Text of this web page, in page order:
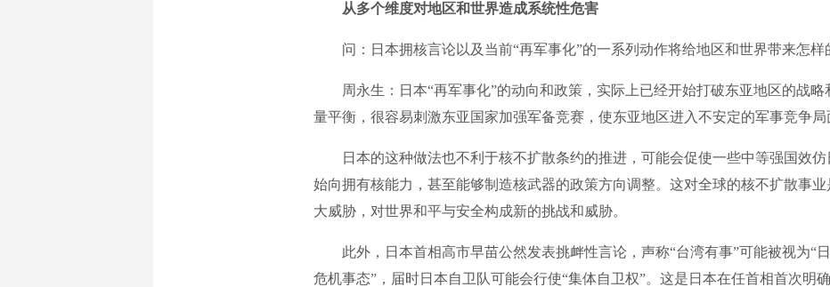
从多个维度对地区和世界造成系统性危害
问：日本拥核言论以及当前“再军事化”的一系列动作将给地区和世界带来怎样
周永生：日本“再军事化”的动向和政策，实际上已经开始打破东亚地区的战略
量平衡，很容易刺激东亚国家加强军备竞赛，使东亚地区进入不安定的军事竞争局
日本的这种做法也不利于核不扩散条约的推进，可能会促使一些中等强国效仿
始向拥有核能力，甚至能够制造核武器的政策方向调整。这对全球的核不扩散事业
大威胁，对世界和平与安全构成新的挑战和威胁。
此外，日本首相高市早苗公然发表挑衅性言论，声称“台湾有事”可能被视为“
危机事态”，届时日本自卫队可能会行使“集体自卫权”。这是日本在任首相首次明